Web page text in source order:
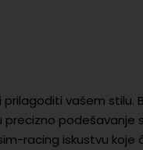
prilagoditi vašem stilu.
podešavanje
racing iskustvu koje